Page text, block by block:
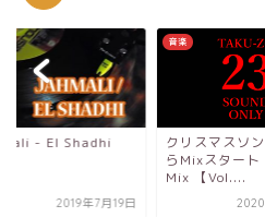
- El Shadhi
2019年7月19日
音楽
クリスマスソ
らMixスタート
Mix 【Vol....